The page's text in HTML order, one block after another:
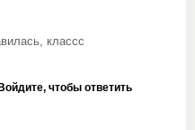
классс
чтобы ответить